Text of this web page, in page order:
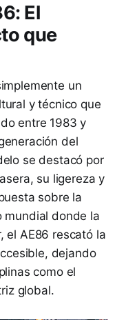
El
que
un
y técnico que
entre 1983 y
del
se destacó por
su ligereza y
sobre la
mundial donde la
el AE86 rescató la
dejando
como el
global.